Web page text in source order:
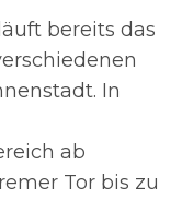
bereits das
In
ab
Tor bis zu